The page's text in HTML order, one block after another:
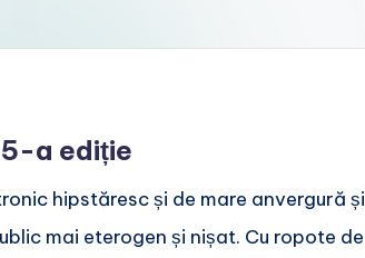
5-a ediție
hipstăresc și de mare anvergură și
mai eterogen și nișat. Cu ropote de